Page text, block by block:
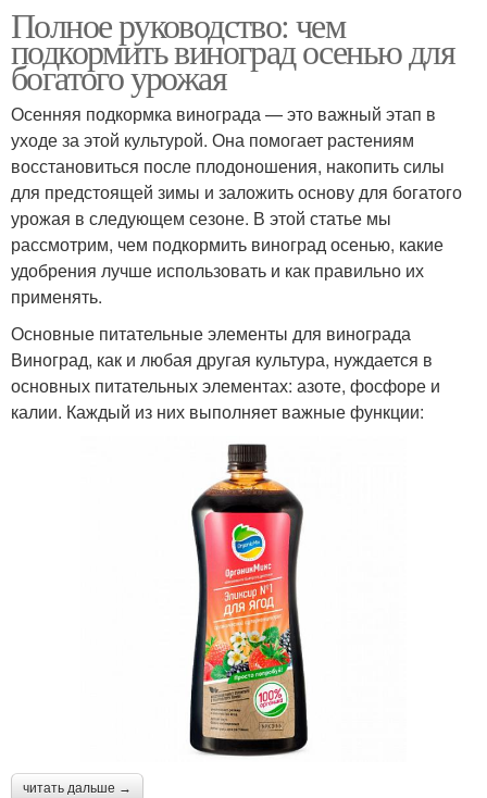
Полное руководство: чем
подкормить виноград осенью для
богатого урожая
Осенняя подкормка винограда — это важный этап в
уходе за этой культурой. Она помогает растениям
восстановиться после плодоношения, накопить силы
для предстоящей зимы и заложить основу для богатого
урожая в следующем сезоне. В этой статье мы
рассмотрим, чем подкормить виноград осенью, какие
удобрения лучше использовать и как правильно их
применять.
Основные питательные элементы для винограда
Виноград, как и любая другая культура, нуждается в
основных питательных элементах: азоте, фосфоре и
калии. Каждый из них выполняет важные функции:
читать дальше →